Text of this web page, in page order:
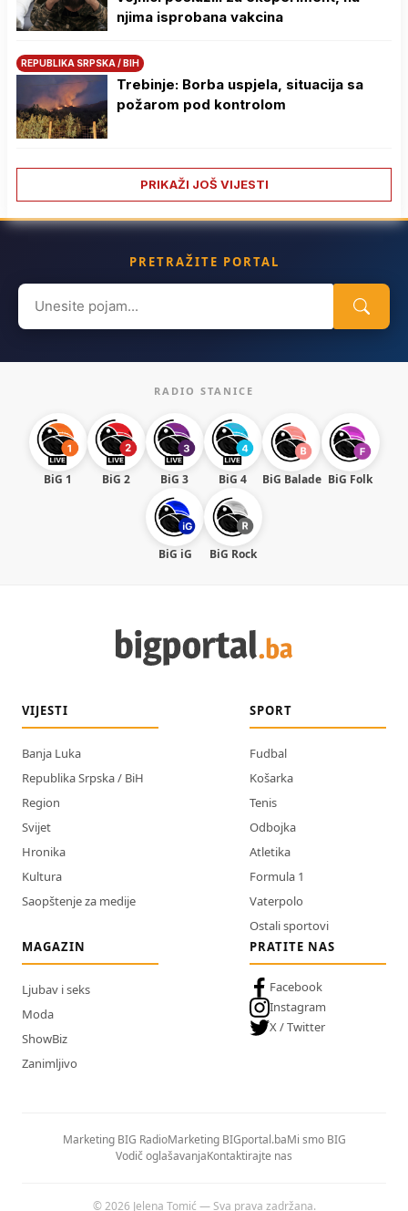
njima isprobana vakcina
REPUBLIKA SRPSKA / BIH
Trebinje: Borba uspjela, situacija sa
požarom pod kontrolom
PRIKAŽI JOŠ VIJESTI
PRETRAŽITE PORTAL
Search
for:
RADIO STANICE
BiG 1 BiG 2 BiG 3 BiG 4 BiG Balade BiG Folk
BiG iG BiG Rock
VIJESTI
Banja Luka
Republika Srpska / BiH
Region
Svijet
Hronika
Kultura
Saopštenje za medije
SPORT
Fudbal
Košarka
Tenis
Odbojka
Atletika
Formula 1
Vaterpolo
Ostali sportovi
MAGAZIN
Ljubav i seks
Moda
ShowBiz
Zanimljivo
PRATITE NAS
Facebook
Instagram
X / Twitter
Marketing BIG RadioMarketing BIGportal.baMi smo BIG
Vodič oglašavanjaKontaktirajte nas
© 2026 Jelena Tomić — Sva prava zadržana.